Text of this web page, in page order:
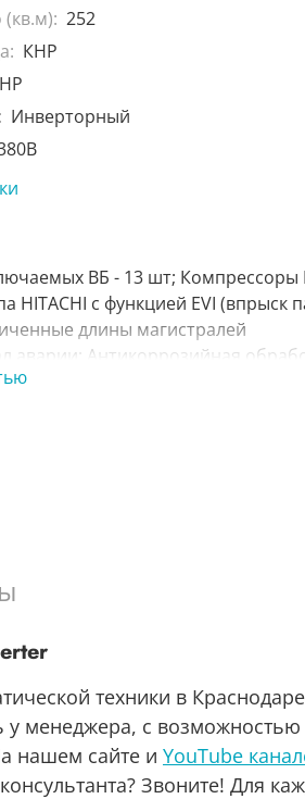
252
КНР
Инверторный
ВБ - 13 шт; Компрессоры
HITACHI с функцией EVI (впрыск
длины магистралей
аварии; Антикоррозийная
наружного блока: крыльчатка
техники в
менеджера, с
нашем сайте и YouTube
Звоните! Для